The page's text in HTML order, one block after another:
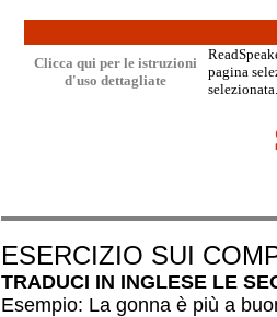
Clicca qui per le istruzioni
d'uso dettagliate
pagina
ESERCIZIO SUI
TRADUCI IN INGLESE LE
Esempio: La gonna è più a